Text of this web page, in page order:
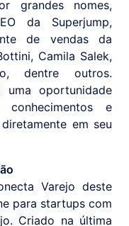
grandes nomes,
da Superjump,
de vendas da
Camila Salek,
dentre outros.
uma oportunidade
e
em seu
Varejo deste
para startups com
Criado na última